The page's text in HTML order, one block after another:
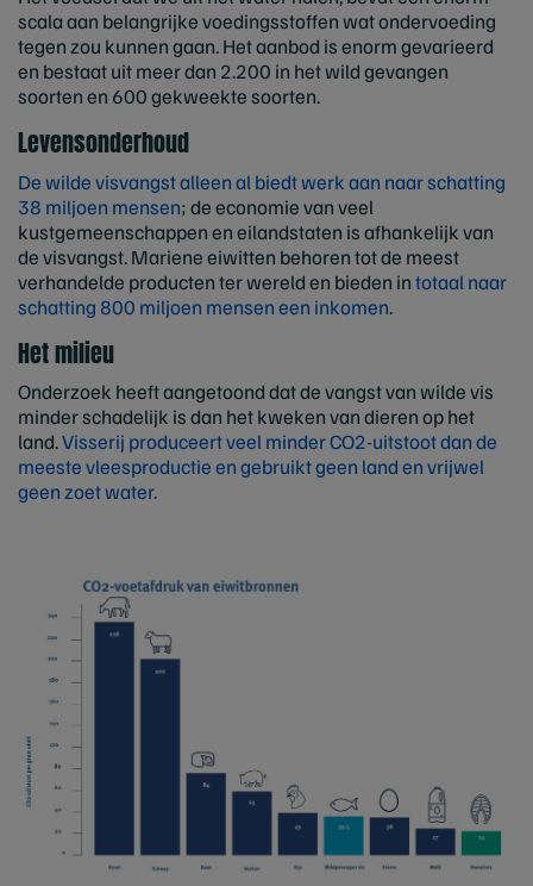
scala aan belangrijke voedingsstoffen wat ondervoeding
tegen zou kunnen gaan. Het aanbod is enorm gevarieerd
en bestaat uit meer dan 2.200 in het wild gevangen
soorten en 600 gekweekte soorten.
Levensonderhoud
De wilde visvangst alleen al biedt werk aan naar schatting
38 miljoen mensen; de economie van veel
kustgemeenschappen en eilandstaten is afhankelijk van
de visvangst. Mariene eiwitten behoren tot de meest
verhandelde producten ter wereld en bieden intotaal naar
schatting 800 miljoen mensen een inkomen.
Het milieu
Onderzoek heeft aangetoond dat de vangst van wilde vis
minder schadelijk is dan het kweken van dieren op het
land.Visserij produceert veel minder CO2-uitstoot dan de
meeste vleesproductie en gebruikt geen land en vrijwel
geen zoet water.